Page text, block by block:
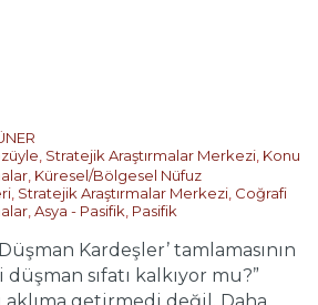
, Stratejik Araştırmalar Merkezi, Konu
, Küresel/Bölgesel Nüfuz
, Stratejik Araştırmalar Merkezi, Coğrafi
,Asya - Pasifik, Pasifik
Kardeşler’ tamlamasının
sıfatı kalkıyor mu?”